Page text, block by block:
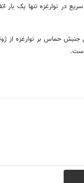
در نوارغزه تنها یک بار